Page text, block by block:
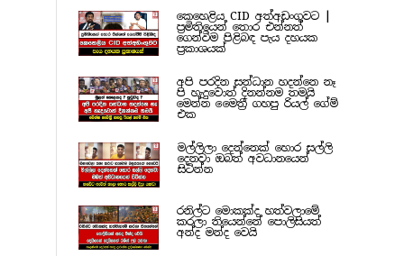
කෙහෙළිය CID අත්අඩංගුවට |
ප්‍රමිතියෙන් තොර එන්නත්
ගෙන්වීම පිළිබඳ පැය දහයක
ප්‍රකාශයක්
අපි පරදින සන්ධාන හදන්නෙ නෑ
පි හැදුවොත් දිනන්නම තමයි
මෙන්න මෛත්‍රී ගහපු රියල් ගේම්
එක
මල්ලිලා දෙන්නෙක් හොර සල්ලි
දෙනවා ඔබත් අවධානයෙන්
සිටින්න
රනිල්ට මොකක්ද හත්වලාමේ
කරලා තියෙන්නේ පොලිසියත්
අන්ද මන්ද වෙයි